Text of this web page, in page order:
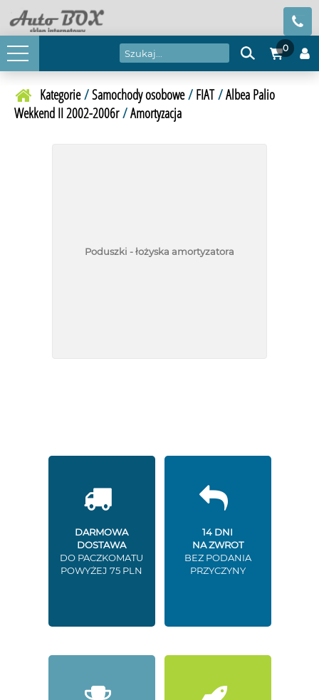
0
Kategorie/Samochody osobowe/ FIAT/Albea Palio
Wekkend II 2002-2006r/Amortyzacja
Poduszki - łożyska amortyzatora
DARMOWA
DOSTAWA
DO PACZKOMATU
POWYŻEJ 75 PLN
14 DNI
NA ZWROT
BEZ PODANIA
PRZYCZYNY